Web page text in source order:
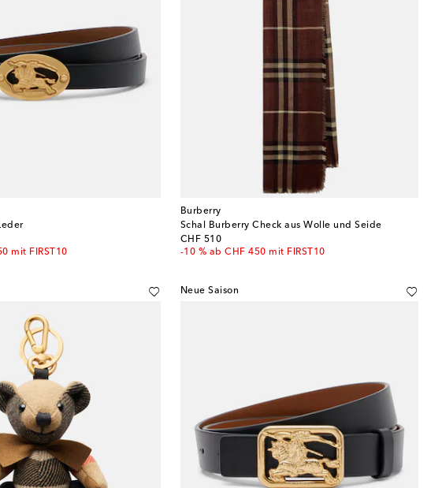
mit FIRST10
Burberry
Schal Burberry Check aus Wolle und Seide
CHF 510
original price
-10 % ab CHF 450 mit FIRST10
Neue Saison